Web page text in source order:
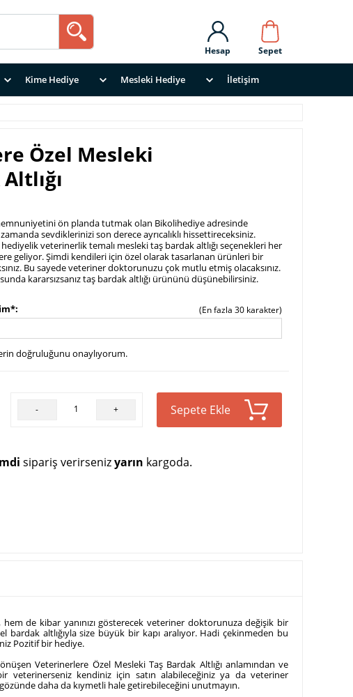
Sepet
Hesap
Kime Hediye Mesleki Hediye İletişim
Özel Mesleki
ön planda tutmak olan Bikolihediye adresinde
zamanda sevdiklerinizi son derece ayrıcalıklı hissettireceksiniz.
veterinerlik temalı mesleki taş bardak altlığı seçenekleri her
geliyor. Şimdi kendileri için özel olarak tasarlanan ürünleri bir
Bu sayede veteriner doktorunuzu çok mutlu etmiş olacaksınız.
kararsızsanız taş bardak altlığı ürününü düşünebilirsiniz.
(En fazla 30 karakter)
doğruluğunu onaylıyorum.
- + Sepete Ekle
sipariş verirsenizyarın kargoda.
de kibar yanınızı gösterecek veteriner doktorunuza değişik bir
bardak altlığıyla size büyük bir kapı aralıyor. Hadi çekinmeden bu
Pozitif bir hediye.
Veterinerlere Özel Mesleki Taş Bardak Altlığı anlamından ve
veterinerseniz kendiniz için satın alabileceğiniz ya da veteriner
daha da kıymetli hale getirebileceğini unutmayın.